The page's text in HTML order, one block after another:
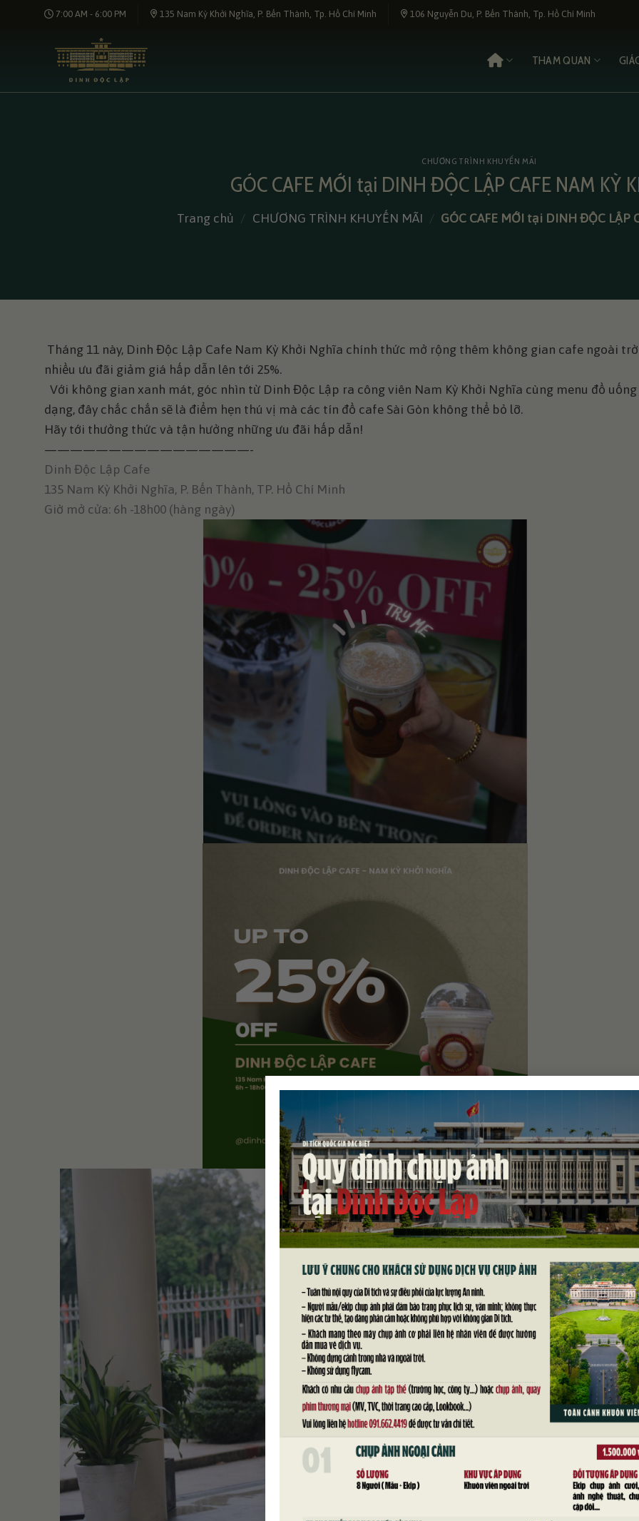
7:00 AM - 6:00 PM 135 Nam Kỳ Khởi Nghĩa, P. Bến Thành, Tp. Hồ Chí Minh 106 Nguyễn Du, P. Bến Thành, Tp. Hồ Chí Minh
THAM QUAN
CHƯƠNG TRÌNH KHUYẾN MÃI
GÓC CAFE MỚI tại DINH ĐỘC LẬP CAFE NAM KỲ
Trang chủ / CHƯƠNG TRÌNH KHUYẾN MÃI / GÓC CAFE MỚI tại DINH ĐỘC LẬP
Tháng 11 này, Dinh Độc Lập Cafe Nam Kỳ Khởi Nghĩa chính thức mở rộng thêm không gian cafe ngoài
nhiều ưu đãi giảm giá hấp dẫn lên tới 25%.
Với không gian xanh mát, góc nhìn từ Dinh Độc Lập ra công viên Nam Kỳ Khởi Nghĩa cùng menu đồ
dạng, đây chắc chắn sẽ là điểm hẹn thú vị mà các tín đồ cafe Sài Gòn không thể bỏ lỡ.
Hãy tới thưởng thức và tận hưởng những ưu đãi hấp dẫn!
————————————————-
Dinh Độc Lập Cafe
135 Nam Kỳ Khởi Nghĩa, P. Bến Thành, TP. Hồ Chí Minh
Giờ mở cửa: 6h -18h00 (hàng ngày)